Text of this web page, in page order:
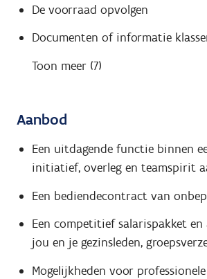
De voorraad opvolgen
Documenten of informatie
Toon meer (7)
Aanbod
Een uitdagende functie binnen
initiatief, overleg en teamspirit
Een bediendecontract van
Een competitief salarispakket
jou en je gezinsleden,
Mogelijkheden voor